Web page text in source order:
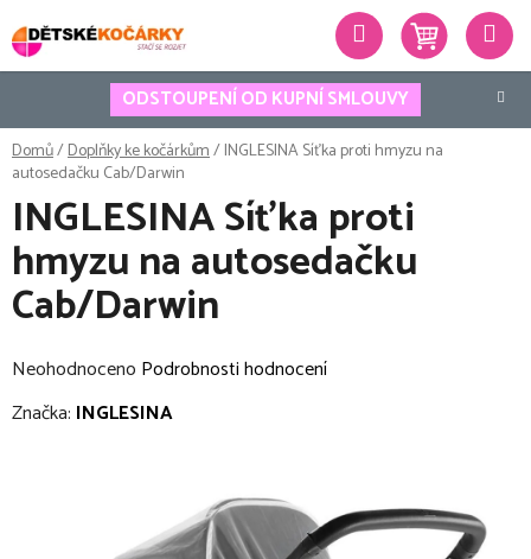
na
obsah
ODSTOUPENÍ OD KUPNÍ SMLOUVY
Hledat
Domů/Doplňky ke kočárkům/INGLESINA Síťka proti hmyzu na
autosedačku Cab/Darwin
INGLESINA Síťka proti
hmyzu na autosedačku
Cab/Darwin
Průměrné
hodnocení
Neohodnoceno Podrobnosti hodnocení
Značka: INGLESINA